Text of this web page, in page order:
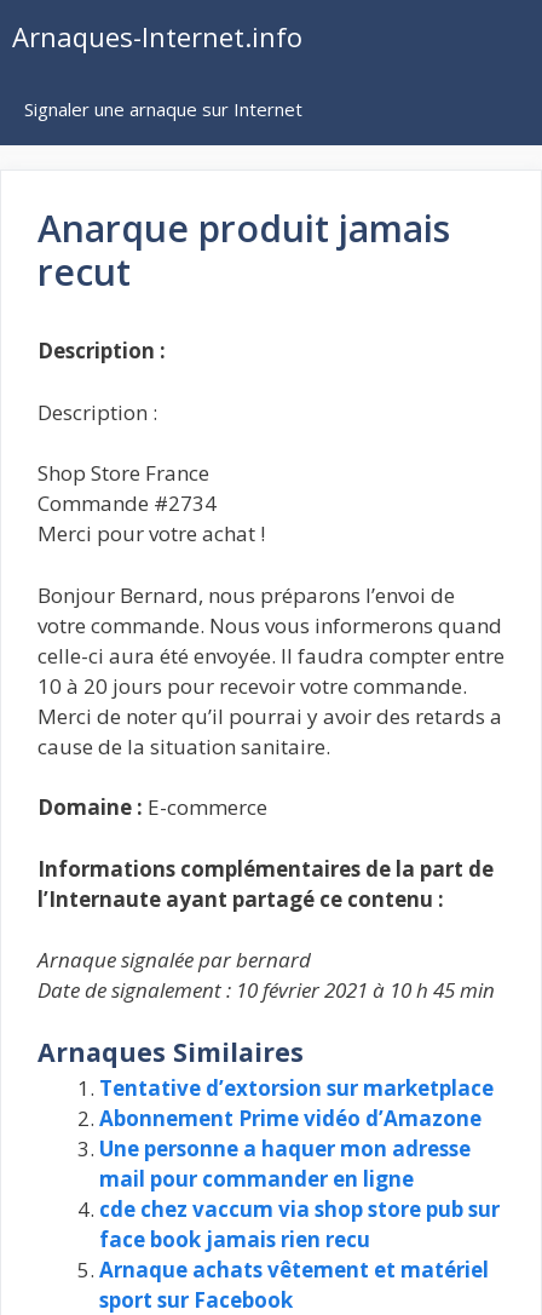
auArnaques-Internet.info
Signaler une arnaque sur Internet
Anarque produit jamais
recut
Description :
Description :
Shop Store France
Commande #2734
Merci pour votre achat !
Bonjour Bernard, nous préparons l’envoi de
votre commande. Nous vous informerons quand
celle-ci aura été envoyée. Il faudra compter entre
10 à 20 jours pour recevoir votre commande.
Merci de noter qu’il pourrai y avoir des retards a
cause de la situation sanitaire.
Domaine : E-commerce
Informations complémentaires de la part de
l’Internaute ayant partagé ce contenu :
Arnaque signalée par bernard
Date de signalement : 10 février 2021 à 10 h 45 min
Arnaques Similaires
Tentative d’extorsion sur marketplace
Abonnement Prime vidéo d’Amazone
Une personne a haquer mon adresse
mail pour commander en ligne
cde chez vaccum via shop store pub sur
face book jamais rien recu
Arnaque achats vêtement et matériel
sport sur Facebook